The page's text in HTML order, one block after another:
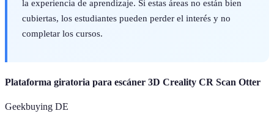
la experiencia de aprendizaje. Si estas áreas no están bien
cubiertas, los estudiantes pueden perder el interés y no
completar los cursos.
Plataforma giratoria para escáner 3D Creality CR Scan Otter
Geekbuying DE